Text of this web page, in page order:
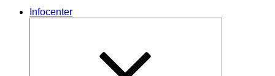
Infocenter